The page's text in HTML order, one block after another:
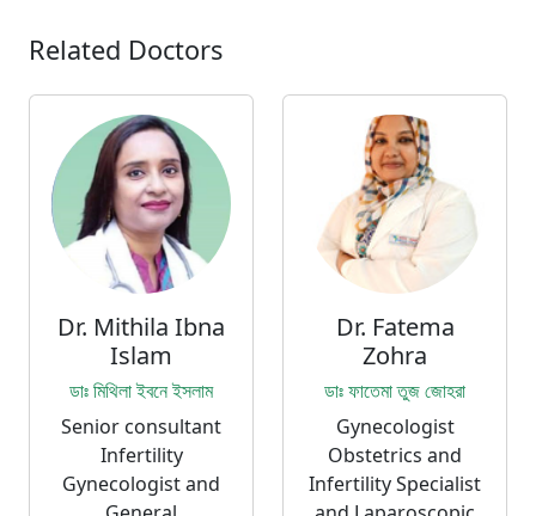
Related Doctors
Dr. Mithila Ibna
Islam
ডাঃ মিথিলা ইবনে ইসলাম
Senior consultant
Infertility
Gynecologist and
Dr. Fatema
Zohra
ডাঃ ফাতেমা তুজ জোহরা
Gynecologist
Obstetrics and
Infertility Specialist